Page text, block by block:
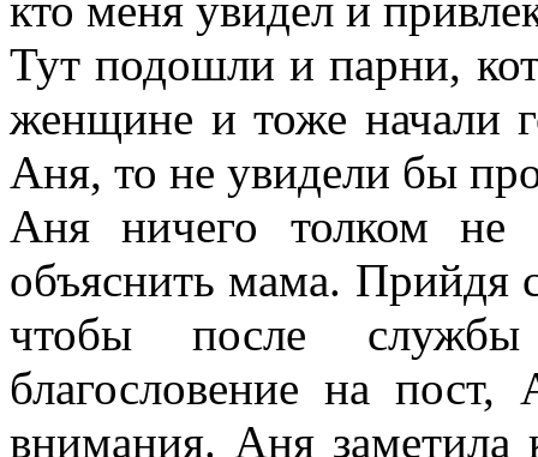
кто меня увидел и
Тут подошли и парни,
женщине и тоже начали
Аня, то не увидели бы
Аня ничего толком не
объяснить мама. Прийдя
чтобы после
благословение на
внимания. Аня заметила